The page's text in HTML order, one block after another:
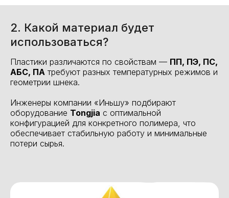
2. Какой материал будет
использоваться?
Пластики различаются по свойствам — ПП, ПЭ, ПС,
АБС, ПА требуют разных температурных режимов и
геометрии шнека.
Инженеры компании «Иньшу» подбирают
оборудование Tongjia с оптимальной
конфигурацией для конкретного полимера, что
обеспечивает стабильную работу и минимальные
потери сырья.